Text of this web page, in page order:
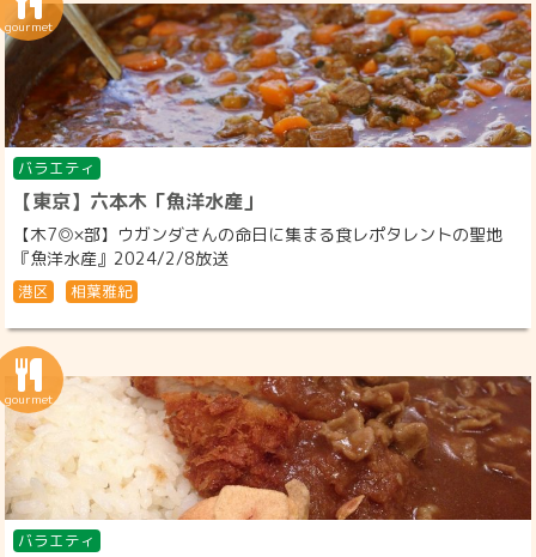
バラエティ
【東京】六本木「魚洋水産」
【木7◎×部】ウガンダさんの命日に集まる食レポタレントの聖地
『魚洋水産』2024/2/8放送
港区 相葉雅紀
バラエティ